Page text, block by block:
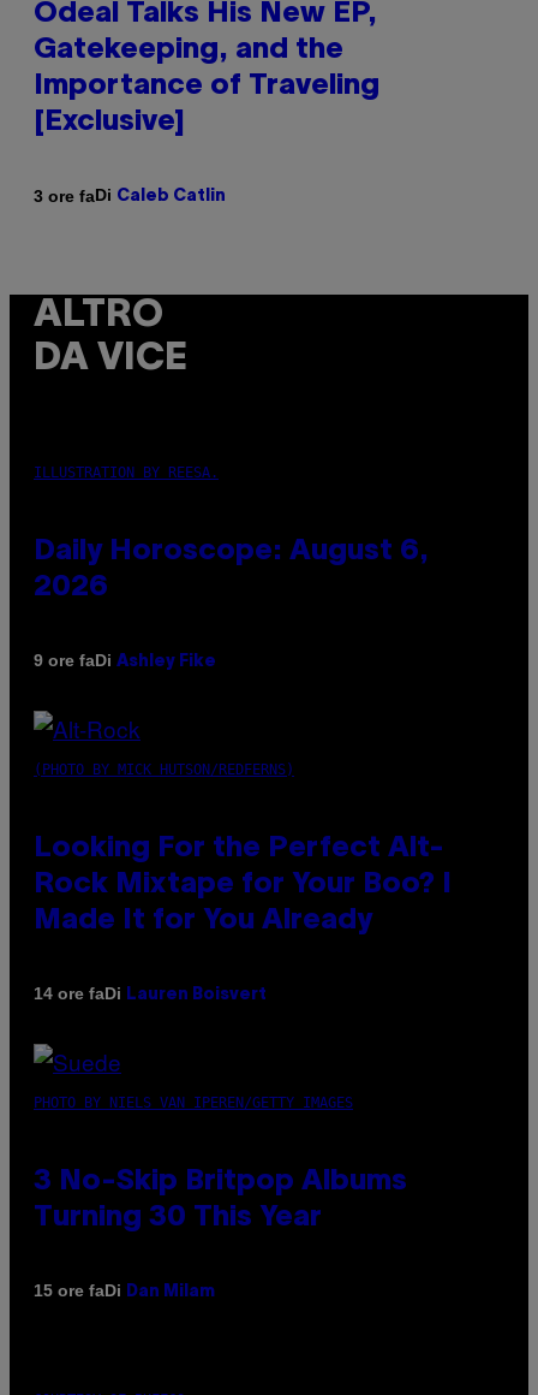
Odeal Talks His New EP,
Gatekeeping, and the
Importance of Traveling
[Exclusive]
3 ore faDi Caleb Catlin
ALTRO
DA VICE
ILLUSTRATION BY REESA.
Daily Horoscope: August 6,
2026
9 ore faDi Ashley Fike
(PHOTO BY MICK HUTSON/REDFERNS)
Looking For the Perfect Alt-
Rock Mixtape for Your Boo? I
Made It for You Already
14 ore faDi Lauren Boisvert
PHOTO BY NIELS VAN IPEREN/GETTY IMAGES
3 No-Skip Britpop Albums
Turning 30 This Year
15 ore faDi Dan Milam